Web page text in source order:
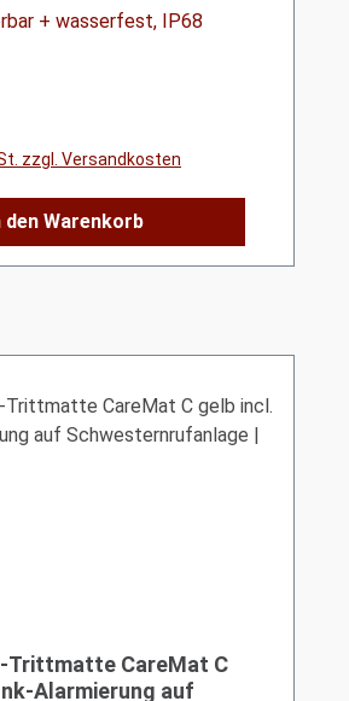
+ wasserfest, IP68
zzgl. Versandkosten
den Warenkorb
Trittmatte CareMat C
Alarmierung auf